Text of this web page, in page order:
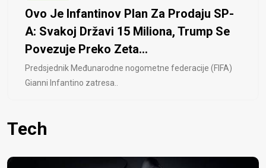
Ovo Je Infantinov Plan Za Prodaju SP-
A: Svakoj Državi 15 Miliona, Trump Se
Povezuje Preko Zeta...
Predsjednik Međunarodne nogometne federacije (FIFA)
Gianni Infantino zatresa..
Tech